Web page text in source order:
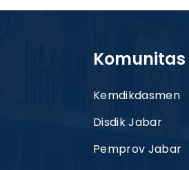
Kemdikdasmen
Disdik Jabar
Pemprov Jabar